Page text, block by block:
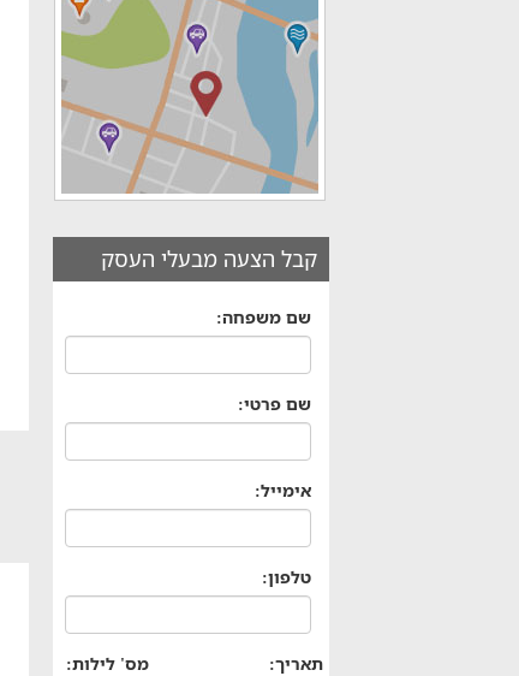
קבל הצעה מבעלי העסק
שם משפחה:
שם פרטי:
אימייל:
טלפון:
תאריך: מס' לילות: